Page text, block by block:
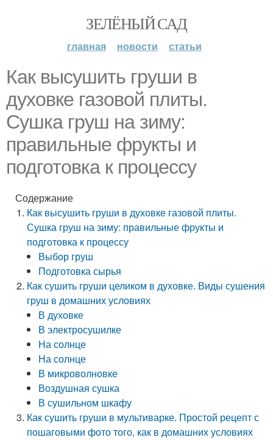
ЗЕЛЁНЫЙ САД
главная новости статьи
Как высушить груши в
духовке газовой плиты.
Сушка груш на зиму:
правильные фрукты и
подготовка к процессу
Содержание
Как высушить груши в духовке газовой плиты.
Сушка груш на зиму: правильные фрукты и
подготовка к процессу
Выбор груш
Подготовка сырья
Как сушить груши целиком в духовке. Виды сушения
груш в домашних условиях
В духовке
В электросушилке
На солнце
На солнце
В микроволновке
Воздушная сушка
В сушильном шкафу
Как сушить груши в мультиварке. Простой рецепт с
пошаговыми фото того, как в домашних условиях